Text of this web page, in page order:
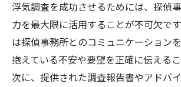
浮気調査を成功させるためには、探偵
力を最大限に活用することが不可欠で
は探偵事務所とのコミュニケーション
抱えている不安や要望を正確に伝えるこ
次に、提供された調査報告書やアドバ